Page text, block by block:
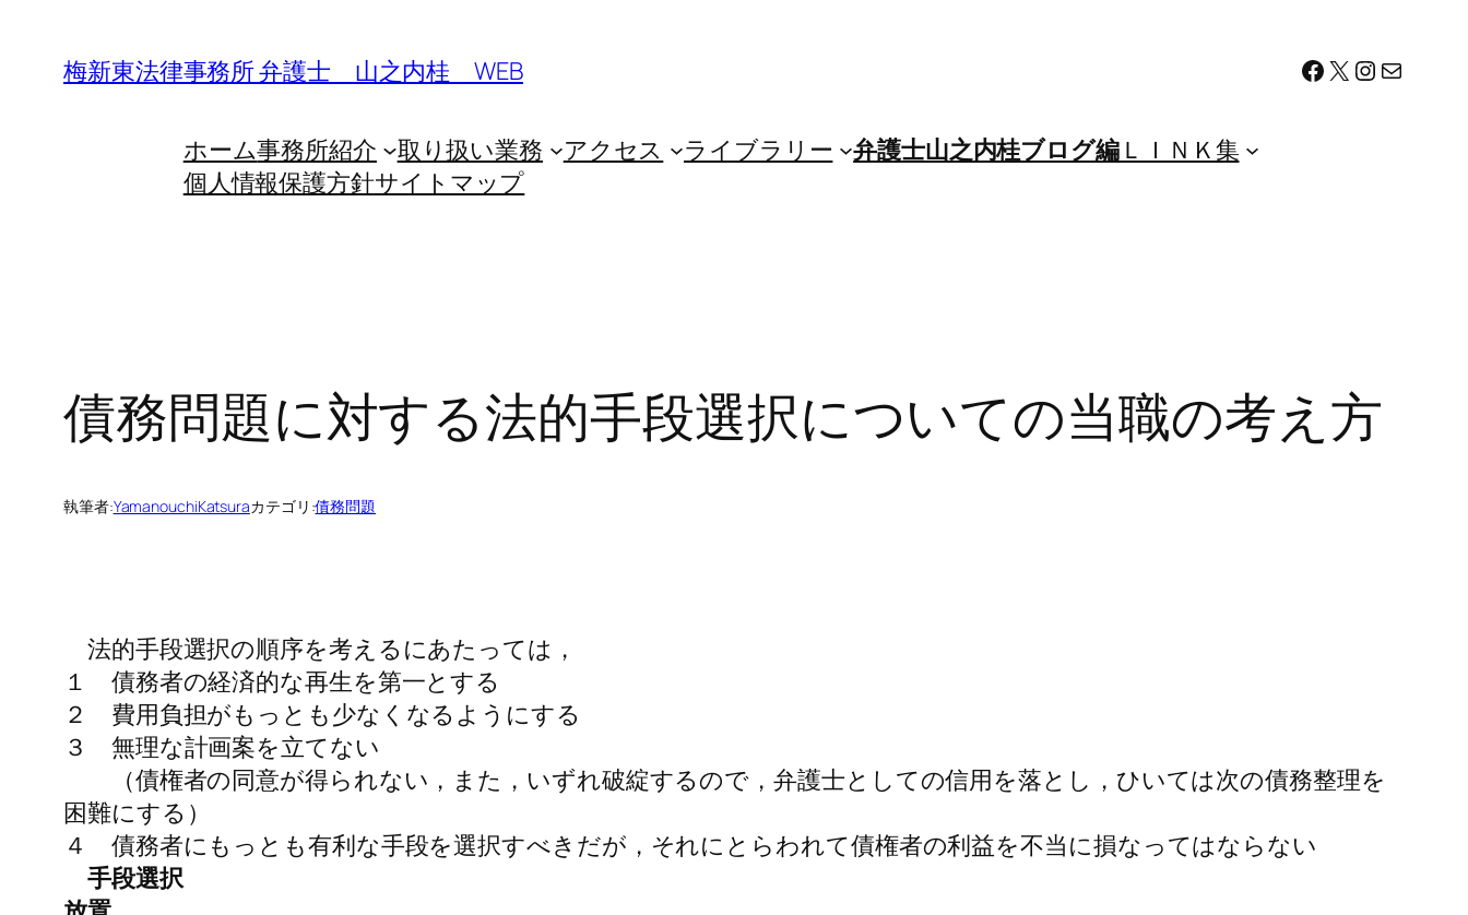
梅新東法律事務所 弁護士 山之内桂 WEB Facebook
X Instagram
メール
ホーム事務所紹介 取り扱い業務 アクセス ライブラリー 弁護士山之内桂ブログ編 ＬＩＮＫ集
個人情報保護方針サイトマップ
債務問題に対する法的手段選択についての当職の考え方
執筆者:YamanouchiKatsuraカテゴリ:債務問題
法的手段選択の順序を考えるにあたっては，
１ 債務者の経済的な再生を第一とする
２ 費用負担がもっとも少なくなるようにする
３ 無理な計画案を立てない
（債権者の同意が得られない，また，いずれ破綻するので，弁護士としての信用を落とし，ひいては次の債務整理を
困難にする）
４ 債務者にもっとも有利な手段を選択すべきだが，それにとらわれて債権者の利益を不当に損なってはならない
手段選択